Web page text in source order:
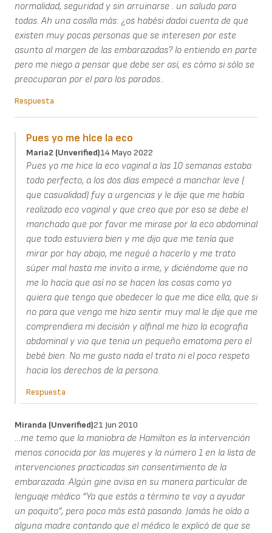
normalidad, seguridad y sin arruinarse . un saludo para
todas. Ah una cosilla más: ¿os habési dadoi cuenta de que
existen muy pocas personas que se interesen por este
asunto al margen de las embarazadas? lo entiendo en parte
pero me niego a pensar que debe ser así, es cómo si sólo se
preocuparan por el paro los parados..
Respuesta
Pues yo me hice la eco
Maria2 (unverified)14 Mayo 2022
Pues yo me hice la eco vaginal a las 10 semanas estaba
todo perfecto, a los dos días empecé a manchar leve (
que casualidad) fuy a urgencias y le dije que me había
realizado eco vaginal y que creo que por eso se debe el
manchado que por favor me mirase por la eco abdominal
que todo estuviera bien y me dijo que me tenía que
mirar por hay abajo, me negué a hacerlo y me trato
súper mal hasta me invito a irme, y diciéndome que no
me lo hacía que así no se hacen las cosas como yo
quiera que tengo que obedecer lo que me dice ella, que si
no para que vengo me hizo sentir muy mal le dije que me
comprendiera mi decisión y alfinal me hizo la ecografia
abdominal y vio que tenia un pequeño ematoma pero el
bebé bien. No me gusto nada el trato ni el poco respeto
hacia los derechos de la persona.
Respuesta
Miranda (unverified)21 Jun 2010
…me temo que la maniobra de Hamilton es la intervención
menos conocida por las mujeres y la número 1 en la lista de
intervenciones practicadas sin consentimiento de la
embarazada. Algún gine avisa en su manera particular de
lenguaje médico “Ya que estás a término te voy a ayudar
un poquito”, pero poco más está pasando. Jamás he oído a
alguna madre contando que el médico le explicó de que se